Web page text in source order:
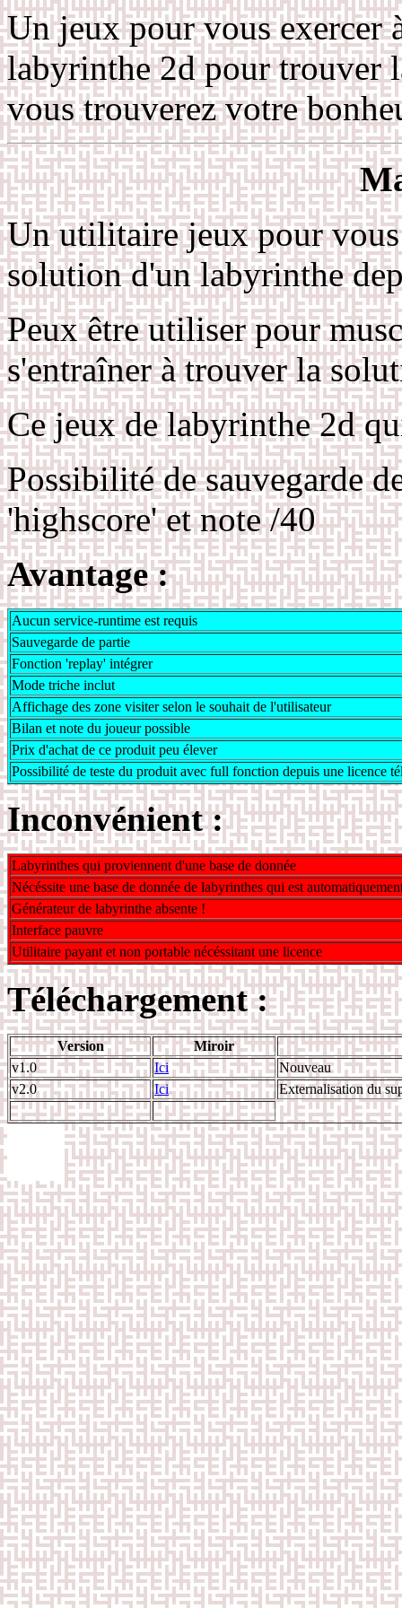
Un jeux pour vous exercer
labyrinthe 2d pour trouver
vous trouverez votre
Un utilitaire jeux pour
solution d'un labyrinthe
Peux être utiliser pour
s'entraîner à trouver la
Ce jeux de labyrinthe 2d
Possibilité de sauvegarde
'highscore' et note /40
Avantage :
Aucun service-runtime est requis
Sauvegarde de partie
Fonction 'replay' intégrer
Mode triche inclut
Affichage des zone visiter selon le souhait de l'utilisateur
Bilan et note du joueur possible
Prix d'achat de ce produit peu élever
Possibilité de teste du produit avec full fonction depuis une licence
Inconvénient :
Labyrinthes qui proviennent d'une base de donnée
Nécéssite une base de donnée de labyrinthes qui est
Générateur de labyrinthe absente !
Interface pauvre
Utilitaire payant et non portable nécéssitant une licence
Téléchargement :
Version
Miroir
v1.0
Ici
Nouveau
v2.0
Ici Externalisation du